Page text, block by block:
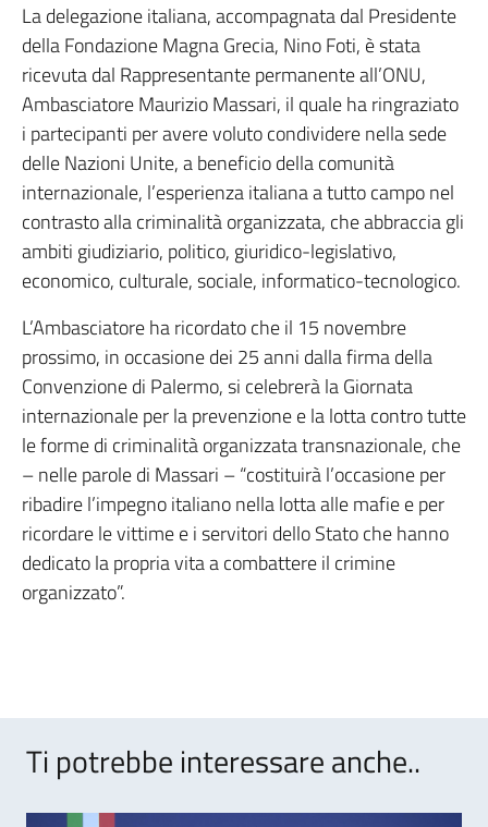
La delegazione italiana, accompagnata dal Presidente
della Fondazione Magna Grecia, Nino Foti, è stata
ricevuta dal Rappresentante permanente all’ONU,
Ambasciatore Maurizio Massari, il quale ha ringraziato
i partecipanti per avere voluto condividere nella sede
delle Nazioni Unite, a beneficio della comunità
internazionale, l’esperienza italiana a tutto campo nel
contrasto alla criminalità organizzata, che abbraccia gli
ambiti giudiziario, politico, giuridico-legislativo,
economico, culturale, sociale, informatico-tecnologico.
L’Ambasciatore ha ricordato che il 15 novembre
prossimo, in occasione dei 25 anni dalla firma della
Convenzione di Palermo, si celebrerà la Giornata
internazionale per la prevenzione e la lotta contro tutte
le forme di criminalità organizzata transnazionale, che
– nelle parole di Massari – “costituirà l’occasione per
ribadire l’impegno italiano nella lotta alle mafie e per
ricordare le vittime e i servitori dello Stato che hanno
dedicato la propria vita a combattere il crimine
organizzato”.
Ti potrebbe interessare anche..